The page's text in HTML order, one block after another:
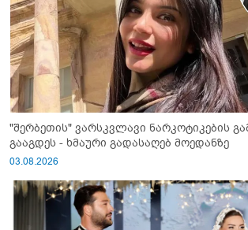
"შერბეთის" ვარსკვლავი ნარკოტიკების
გააგდეს - ხმაური გადასაღებ მოედანზე
03.08.2026